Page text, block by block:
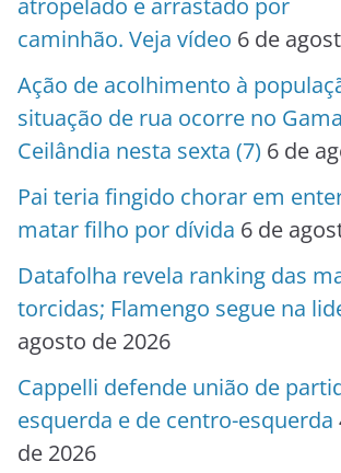
atropelado e arrastado por
caminhão. Veja vídeo 6 de
Ação de acolhimento à
situação de rua ocorre no
Ceilândia nesta sexta (7) 6 de
Pai teria fingido chorar em
matar filho por dívida 6 de
Datafolha revela ranking das
torcidas; Flamengo segue na
agosto de 2026
Cappelli defende união de
esquerda e de centro-esquerda
de 2026